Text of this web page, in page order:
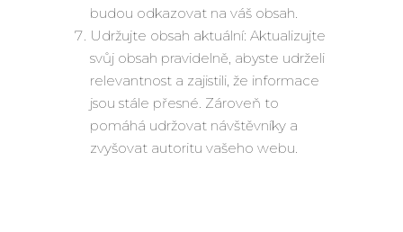
budou odkazovat na váš obsah.
Udržujte obsah aktuální: Aktualizujte
svůj obsah pravidelně, abyste udrželi
relevantnost a zajistili, že informace
jsou stále přesné. Zároveň to
pomáhá udržovat návštěvníky a
zvyšovat autoritu vašeho webu.